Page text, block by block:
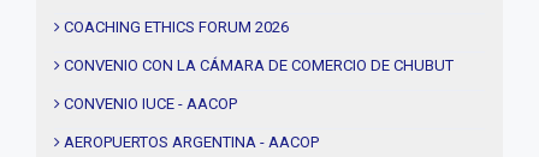
#entrevistas
#Acuerdos
#institucional
#notas
COACHING ETHICS FORUM 2026
CONVENIO CON LA CÁMARA DE COMERCIO DE CHUBUT
CONVENIO IUCE - AACOP
AEROPUERTOS ARGENTINA - AACOP